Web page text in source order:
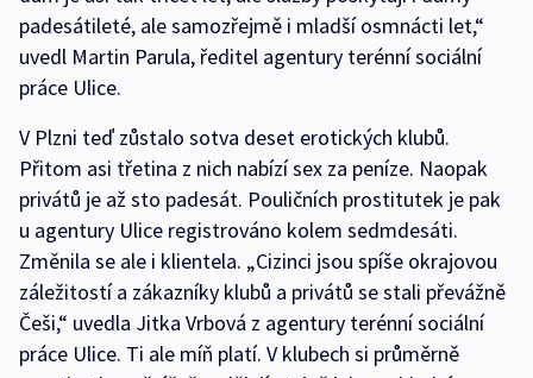
padesátileté, ale samozřejmě i mladší osmnácti let,“
uvedl Martin Parula, ředitel agentury terénní sociální
práce Ulice.
V Plzni teď zůstalo sotva deset erotických klubů.
Přitom asi třetina z nich nabízí sex za peníze. Naopak
privátů je až sto padesát. Pouličních prostitutek je pak
u agentury Ulice registrováno kolem sedmdesáti.
Změnila se ale i klientela. „Cizinci jsou spíše okrajovou
záležitostí a zákazníky klubů a privátů se stali převážně
Češi,“ uvedla Jitka Vrbová z agentury terénní sociální
práce Ulice. Ti ale míň platí. V klubech si průměrně